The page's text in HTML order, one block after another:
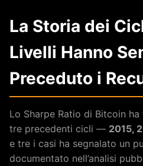
La Storia dei
Livelli Hanno
Preceduto i
Lo Sharpe Ratio di Bitcoin
tre precedenti cicli — 2015,
e tre i casi ha segnalato un
documentato nell’analisi